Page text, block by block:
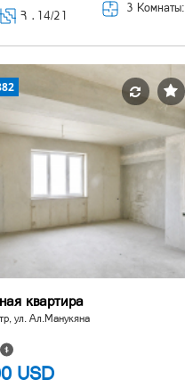
Հ ․ 14/21
3 Комнаты:
квартира
ул. Ал.Манукяна
USD